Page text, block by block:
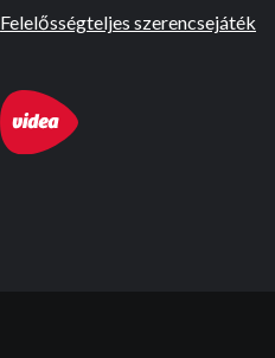
Felelősségteljes szerencsejáték